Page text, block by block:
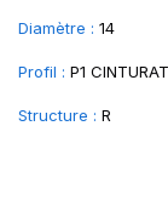
Diamètre : 14
Profil : P1
Structure : R